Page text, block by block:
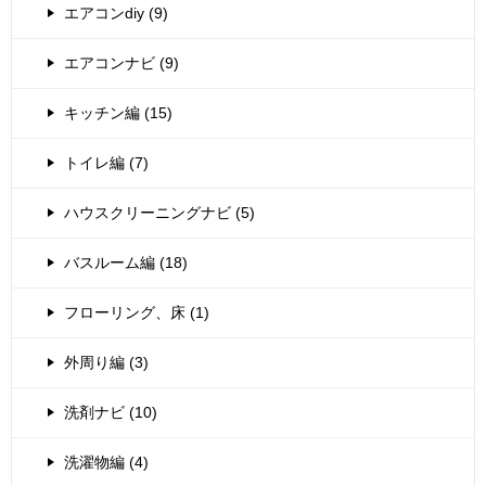
エアコンdiy (9)
エアコンナビ (9)
キッチン編 (15)
トイレ編 (7)
ハウスクリーニングナビ (5)
バスルーム編 (18)
フローリング、床 (1)
外周り編 (3)
洗剤ナビ (10)
洗濯物編 (4)